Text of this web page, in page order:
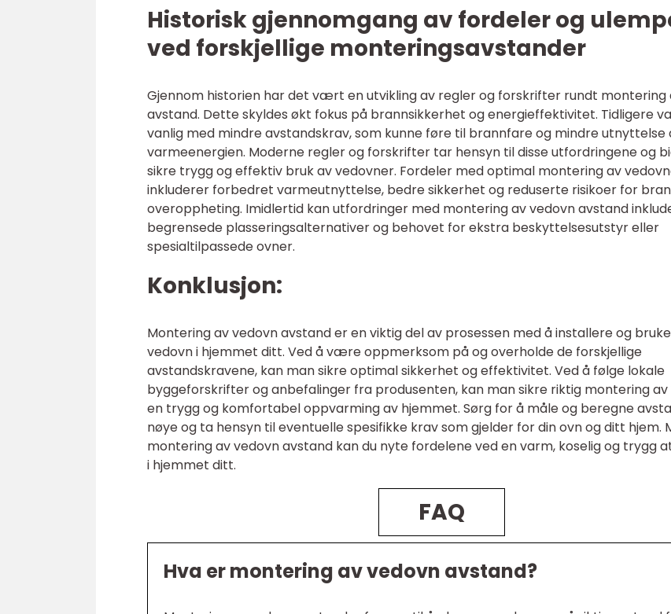
Historisk gjennomgang av fordeler og
ved forskjellige monteringsavstander
Gjennom historien har det vært en utvikling av regler og forskrifter rundt montering
avstand. Dette skyldes økt fokus på brannsikkerhet og energieffektivitet. Tidligere
vanlig med mindre avstandskrav, som kunne føre til brannfare og mindre utnyttelse
varmeenergien. Moderne regler og forskrifter tar hensyn til disse utfordringene og
sikre trygg og effektiv bruk av vedovner. Fordeler med optimal montering av
inkluderer forbedret varmeutnyttelse, bedre sikkerhet og reduserte risikoer for
overoppheting. Imidlertid kan utfordringer med montering av vedovn avstand
begrensede plasseringsalternativer og behovet for ekstra beskyttelsesutstyr eller
spesialtilpassede ovner.
Konklusjon:
Montering av vedovn avstand er en viktig del av prosessen med å installere og
vedovn i hjemmet ditt. Ved å være oppmerksom på og overholde de forskjellige
avstandskravene, kan man sikre optimal sikkerhet og effektivitet. Ved å følge lokale
byggeforskrifter og anbefalinger fra produsenten, kan man sikre riktig montering av
en trygg og komfortabel oppvarming av hjemmet. Sørg for å måle og beregne
nøye og ta hensyn til eventuelle spesifikke krav som gjelder for din ovn og ditt hjem.
montering av vedovn avstand kan du nyte fordelene ved en varm, koselig og trygg
i hjemmet ditt.
FAQ
Hva er montering av vedovn avstand?